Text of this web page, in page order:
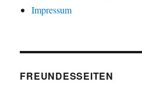
Impressum
FREUNDESSEITEN